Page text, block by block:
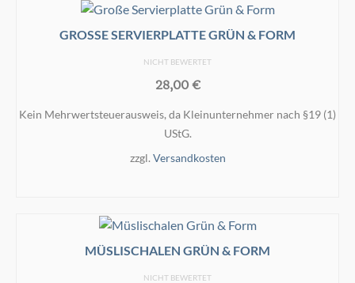
GROSSE SERVIERPLATTE GRÜN & FORM
NICHT BEWERTET
28,00€
Kein Mehrwertsteuerausweis, da Kleinunternehmer nach §19 (1)
UStG.
zzgl. Versandkosten
MÜSLISCHALEN GRÜN & FORM
NICHT BEWERTET